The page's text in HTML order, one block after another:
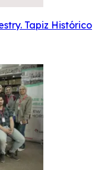
Tapiz Histórico